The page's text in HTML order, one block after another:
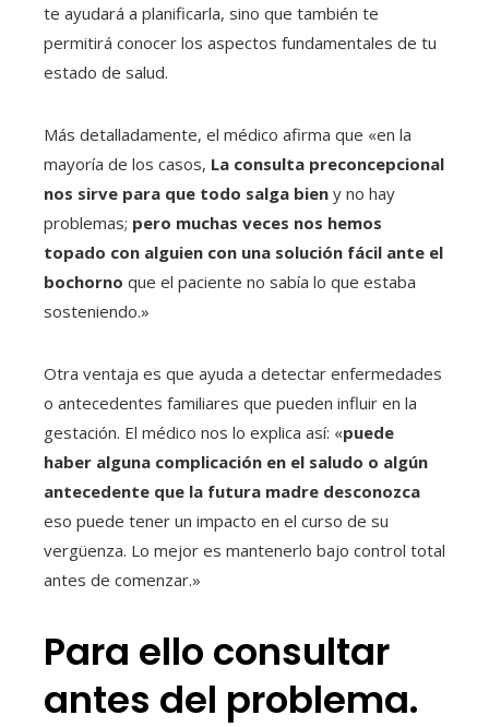
te ayudará a planificarla, sino que también te
permitirá conocer los aspectos fundamentales de tu
estado de salud.
Más detalladamente, el médico afirma que «en la
mayoría de los casos, La consulta preconcepcional
nos sirve para que todo salga bien y no hay
problemas; pero muchas veces nos hemos
topado con alguien con una solución fácil ante el
bochorno que el paciente no sabía lo que estaba
sosteniendo.»
Otra ventaja es que ayuda a detectar enfermedades
o antecedentes familiares que pueden influir en la
gestación. El médico nos lo explica así: «puede
haber alguna complicación en el saludo o algún
antecedente que la futura madre desconozca
eso puede tener un impacto en el curso de su
vergüenza. Lo mejor es mantenerlo bajo control total
antes de comenzar.»
Para ello consultar
antes del problema.